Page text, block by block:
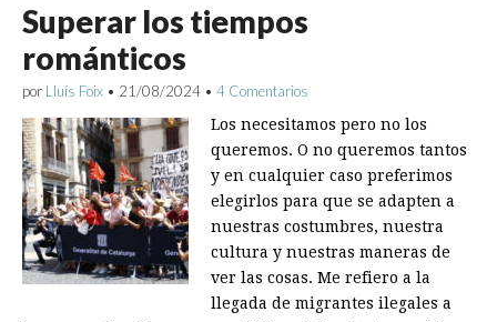
Superar los tiempos
románticos
por Lluís Foix • 21/08/2024 • 4 Comentarios
Los necesitamos pero no los
queremos. O no queremos tantos
y en cualquier caso preferimos
elegirlos para que se adapten a
nuestras costumbres, nuestra
cultura y nuestras maneras de
ver las cosas. Me refiero a la
llegada de migrantes ilegales a